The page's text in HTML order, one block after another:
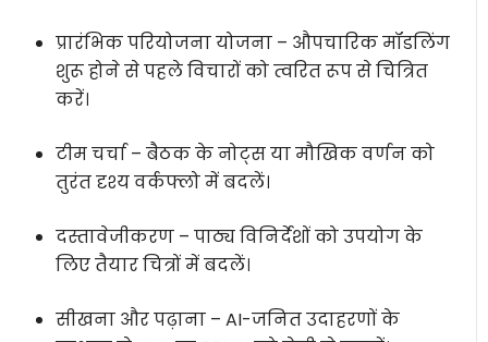
प्रारंभिक परियोजना योजना – औपचारिक मॉडलिंग
शुरू होने से पहले विचारों को त्वरित रूप से चित्रित
करें।
टीम चर्चा – बैठक के नोट्स या मौखिक वर्णन को
तुरंत दृश्य वर्कफ्लो में बदलें।
दस्तावेजीकरण – पाठ्य विनिर्देशों को उपयोग के
लिए तैयार चित्रों में बदलें।
सीखना और पढ़ाना – AI-जनित उदाहरणों के